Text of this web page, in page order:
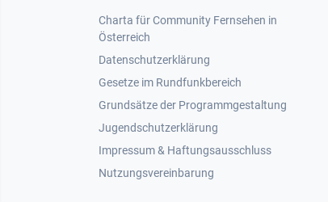
Footer 1
Charta für Community Fernsehen in
Österreich
Datenschutzerklärung
Gesetze im Rundfunkbereich
Grundsätze der Programmgestaltung
Jugendschutzerklärung
Impressum & Haftungsausschluss
Nutzungsvereinbarung